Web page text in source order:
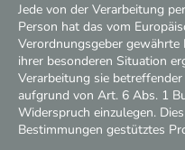
Jede von der Verarbeitung
Person hat das vom
Verordnungsgeber gewährte
ihrer besonderen Situation
Verarbeitung sie
aufgrund von Art. 6 Abs. 1
Widerspruch einzulegen.
Bestimmungen gestütztes